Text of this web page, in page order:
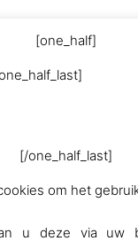
[one_half]
[/one_half_last]
om het
u deze via uw